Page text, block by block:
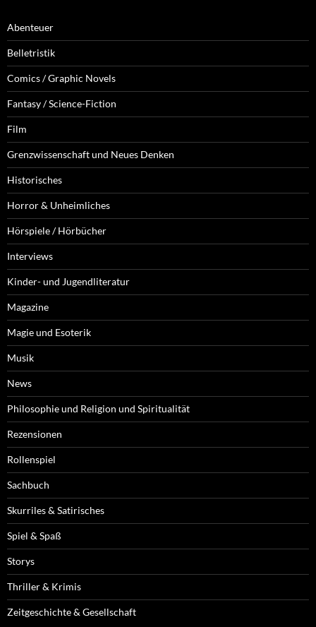
Abenteuer
Belletristik
Comics / Graphic Novels
Fantasy / Science-Fiction
Film
Grenzwissenschaft und Neues Denken
Historisches
Horror & Unheimliches
Hörspiele / Hörbücher
Interviews
Kinder- und Jugendliteratur
Magazine
Magie und Esoterik
Musik
News
Philosophie und Religion und Spiritualität
Rezensionen
Rollenspiel
Sachbuch
Skurriles & Satirisches
Spiel & Spaß
Storys
Thriller & Krimis
Zeitgeschichte & Gesellschaft